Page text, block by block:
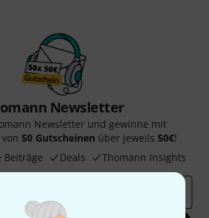
Newsletter
Newsletter und gewinne mit
50 Gutscheinen über jeweils 50€!
Beiträge
Deals Thomann Insights